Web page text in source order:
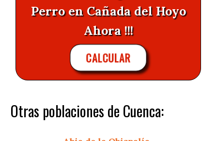
Perro en Cañada del Hoyo
Ahora !!!
CALCULAR
Otras poblaciones de Cuenca: